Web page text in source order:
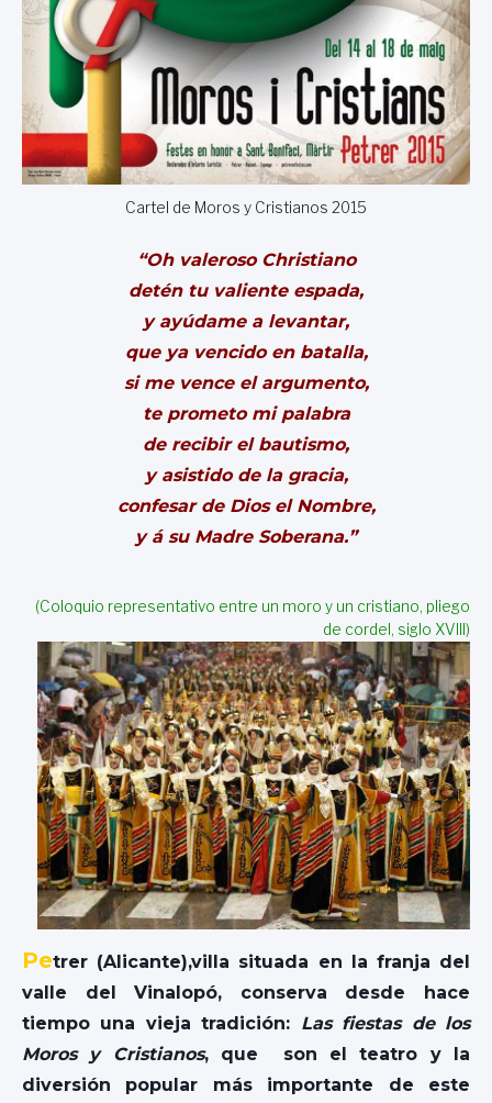
Cartel de Moros y Cristianos 2015
“Oh valeroso Christiano
detén tu valiente espada,
y ayúdame a levantar,
que ya vencido en batalla,
si me vence el argumento,
te prometo mi palabra
de recibir el bautismo,
y asistido de la gracia,
confesar de Dios el Nombre,
y á su Madre Soberana.”
(Coloquio representativo entre un moro y un cristiano, pliego
de cordel, siglo XVIII)
Petrer (Alicante),villa situada en la franja del
valle del Vinalopó, conserva desde hace
tiempo una vieja tradición: Las fiestas de los
Moros y Cristianos, que son el teatro y la
diversión popular más importante de este